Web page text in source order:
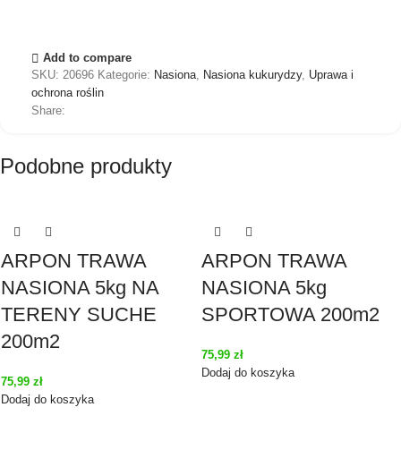
Add to compare
SKU: 20696 Kategorie: Nasiona, Nasiona kukurydzy, Uprawa i
ochrona roślin
Share:
Podobne produkty
ARPON TRAWA
NASIONA 5kg NA
TERENY SUCHE
200m2
75,99 zł
Dodaj do koszyka
ARPON TRAWA
NASIONA 5kg
SPORTOWA 200m2
75,99 zł
Dodaj do koszyka